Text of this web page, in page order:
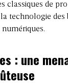
classiques de
technologie des
: une